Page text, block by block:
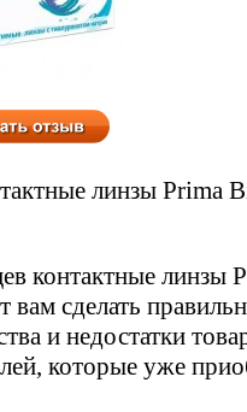
линзы Prima
контактные линзы
сделать
и недостатки
которые уже